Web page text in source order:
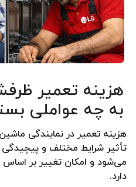
هزینه تعمیر
به چه عواملی
هزینه تعمیر در نمایندگی
تأثیر شرایط مختلف و
می‌شود و امکان تغییر بر
دارد.